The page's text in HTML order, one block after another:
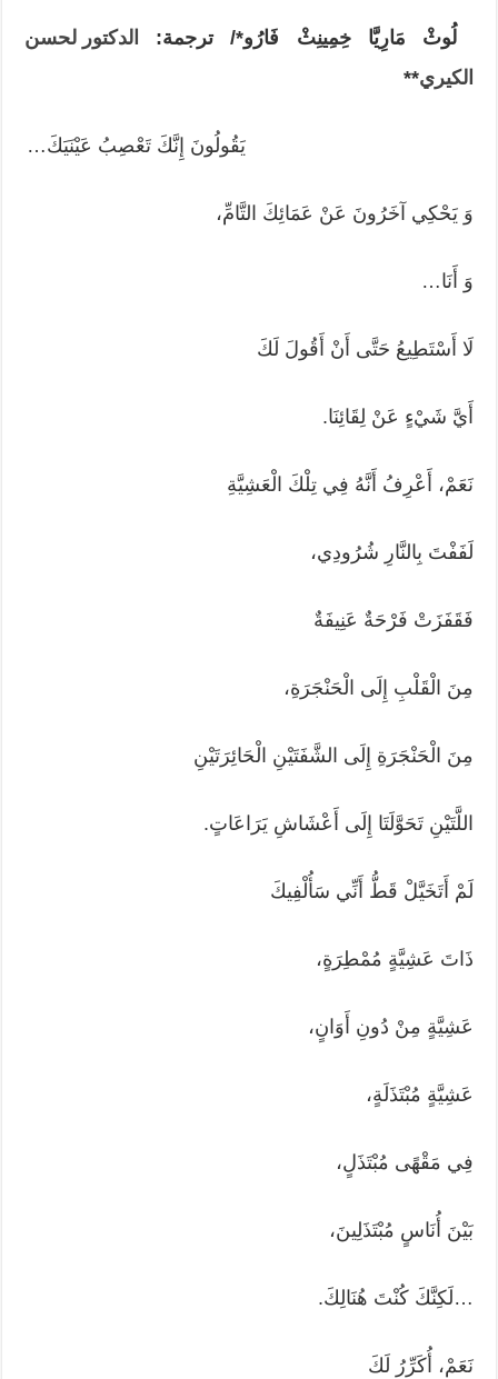
لُوثْ مَارِيَّا خِمِينِثْ فَارُو*/ترجمة:
الدكتور لحسن
الكيري**
يَقُولُونَ إِنَّكَ تَعْصِبُ عَيْنَيَكَ…
وَ يَحْكِي آخَرُونَ عَنْ عَمَائِكَ التَّامِّ،
وَ أَنَا…
لَا أَسْتَطِيعُ حَتَّى أَنْ أَقُولَ لَكَ
أَيَّ شَيْءٍ عَنْ لِقَائِنَا.
نَعَمْ، أَعْرِفُ أَنَّهُ فِي تِلْكَ الْعَشِيَّةِ
لَفَفْتَ بِالنَّارِ شُرُودِي،
فَقَفَزَتْ فَرْحَةٌ عَنِيفَةٌ
مِنَ الْقَلْبِ إِلَى الْحَنْجَرَةِ،
مِنَ الْحَنْجَرَةِ إِلَى الشَّفَتَيْنِ الْحَائِرَتَيْنِ
اللَّتَيْنِ تَحَوَّلَتَا إِلَى أَعْشَاشِ يَرَاعَاتٍ.
لَمْ أَتَخَيَّلْ قَطُّ أَنِّي سَأُلْفِيكَ
ذَاتَ عَشِيَّةٍ مُمْطِرَةٍ،
عَشِيَّةٍ مِنْ دُونِ أَوَانٍ،
عَشِيَّةٍ مُبْتَذَلَةٍ،
فِي مَقْهًى مُبْتَذَلٍ،
بَيْنَ أُنَاسٍ مُبْتَذَلِينَ،
…لَكِنَّكَ كُنْتَ هُنَالِكَ.
نَعَمْ، أُكَرِّرُ لَكَ